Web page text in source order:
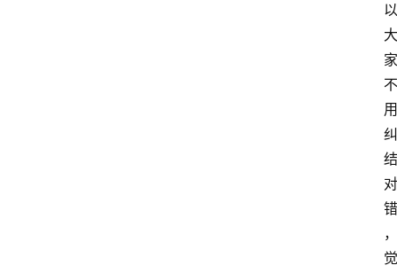
以
大
家
不
用
纠
结
对
错
，
觉